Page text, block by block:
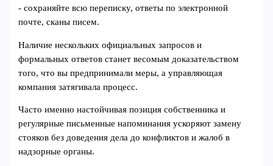
- сохраняйте всю переписку, ответы по электронной
почте, сканы писем.
Наличие нескольких официальных запросов и
формальных ответов станет весомым доказательством
того, что вы предпринимали меры, а управляющая
компания затягивала процесс.
Часто именно настойчивая позиция собственника и
регулярные письменные напоминания ускоряют замену
стояков без доведения дела до конфликтов и жалоб в
надзорные органы.